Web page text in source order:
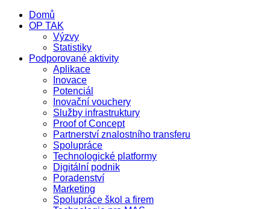
Domů
OP TAK
Výzvy
Statistiky
Podporované aktivity
Aplikace
Inovace
Potenciál
Inovační vouchery
Služby infrastruktury
Proof of Concept
Partnerství znalostního transferu
Spolupráce
Technologické platformy
Digitální podnik
Poradenství
Marketing
Spolupráce škol a firem